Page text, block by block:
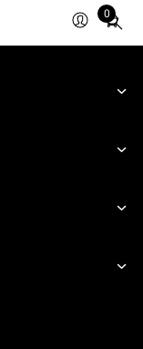
0
Total
items
cart: